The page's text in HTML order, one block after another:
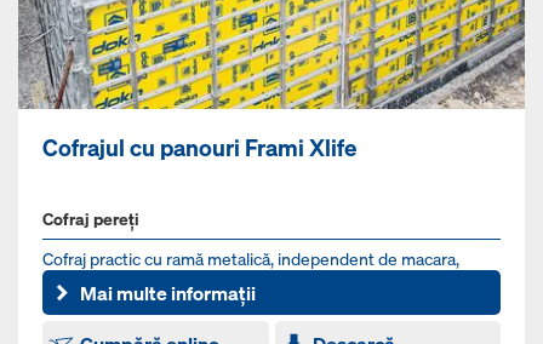
Cofrajul cu panouri Frami Xlife
Cofraj pereți
Cofraj practic cu ramă metalică, independent de macara,
pentru fundaţii, pereţi şi stâlpi
Mai multe informații